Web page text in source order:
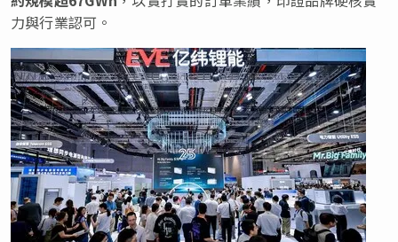
力與行業認可。